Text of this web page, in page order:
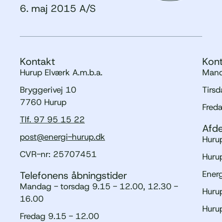
6. maj 2015 A/S
Kontakt
Hurup Elværk A.m.b.a.
Bryggerivej 10
7760 Hurup
Tlf. 97 95 15 22
post@energi-hurup.dk
CVR-nr: 25707451
Telefonens åbningstider
Mandag - torsdag 9.15 - 12.00, 12.30 -
16.00
Fredag 9.15 - 12.00